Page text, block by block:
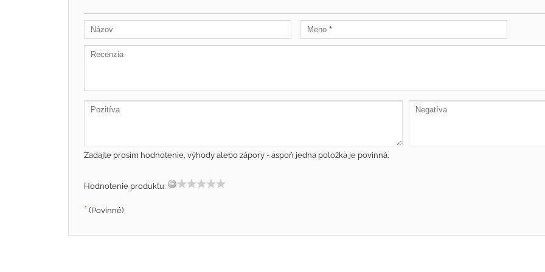
Zadajte prosím hodnotenie, výhody alebo zápory - aspoň jedna položka je povinná.
Hodnotenie produktu:
* (Povinné)